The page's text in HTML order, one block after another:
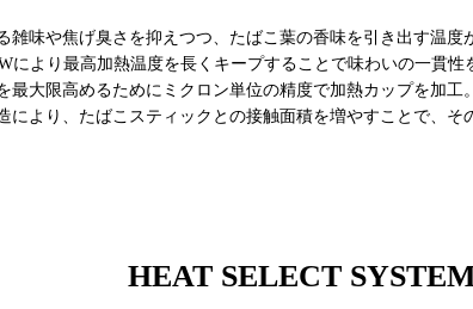
雑味や焦げ臭さを抑えつつ、たばこ葉の香味を引き出す温度
により最高加熱温度を長くキープすることで味わいの一貫性
最大限高めるためにミクロン単位の精度で加熱カップを加工。
により、たばこスティックとの接触面積を増やすことで、そ
HEAT SELECT